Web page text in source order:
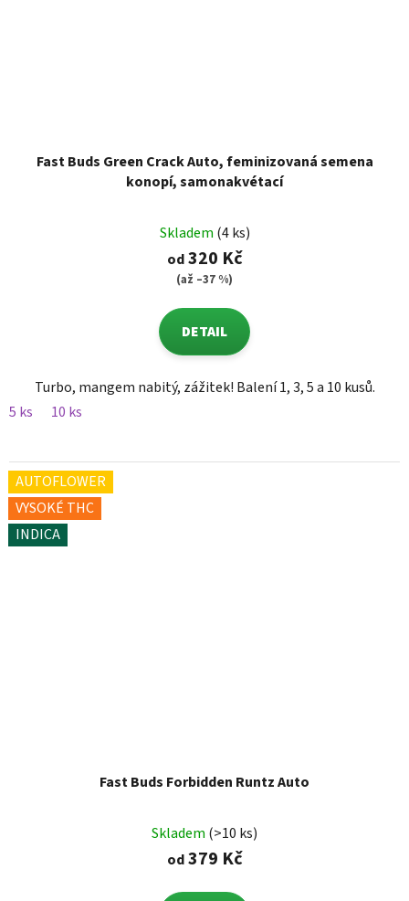
Fast Buds Green Crack Auto, feminizovaná semena
konopí, samonakvétací
Skladem (4 ks)
od320 Kč
(až –37 %)
DETAIL
Turbo, mangem nabitý, zážitek! Balení 1, 3, 5 a 10 kusů.
5 ks
10 ks
AUTOFLOWER
VYSOKÉ THC
INDICA
Fast Buds Forbidden Runtz Auto
Skladem (>10 ks)
od379 Kč